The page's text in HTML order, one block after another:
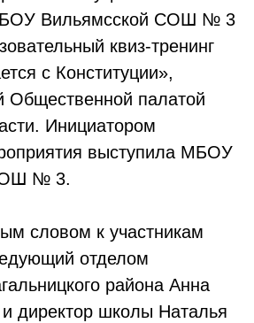
Вильямсской СОШ № 3
квиз-тренинг
с Конституции»,
Общественной палатой
Инициатором
выступила МБОУ
№ 3.
словом к участникам
отделом
района Анна
директор школы Наталья